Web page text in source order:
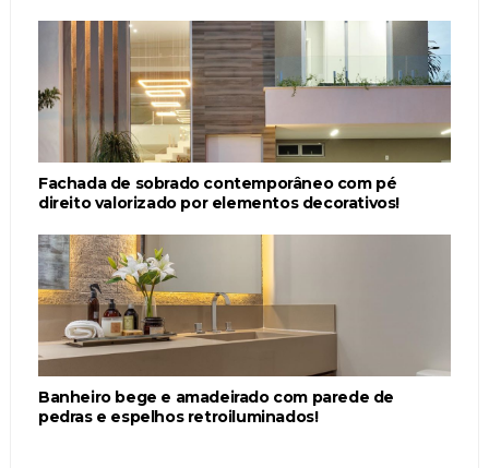
Fachada de sobrado contemporâneo com pé
direito valorizado por elementos decorativos!
Banheiro bege e amadeirado com parede de
pedras e espelhos retroiluminados!